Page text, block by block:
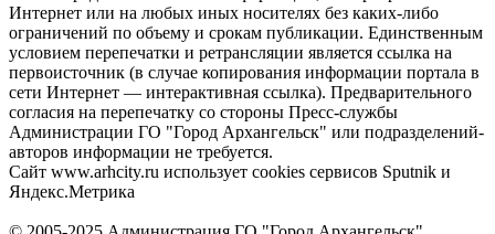
Интернет или на любых иных носителях без каких-либо
ограничений по объему и срокам публикации. Единственным
условием перепечатки и ретрансляции является ссылка на
первоисточник (в случае копирования информации портала в
сети Интернет — интерактивная ссылка). Предварительного
согласия на перепечатку со стороны Пресс-службы
Администрации ГО "Город Архангельск" или подразделений-
авторов информации не требуется.
Сайт www.arhcity.ru использует cookies сервисов Sputnik и
Яндекс.Метрика